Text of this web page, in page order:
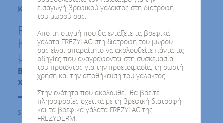
εισαγωγή βρεφικού γάλακτος στη διατροφή
του μωρού σας.
Από τη στιγμή που θα εντάξετε τα βρεφικά
γάλατα FREZYLAC στη διατροφή του μωρού
σας είναι απαραίτητο να ακολουθείτε πάντα τις
οδηγίες που αναγράφονται στη συσκευασία
του προϊόντος για την προετοιμασία, τη σωστή
χρήση και την αποθήκευση του γάλακτος.
Στην ενότητα που ακολουθεί, θα βρείτε
πληροφορίες σχετικά με τη βρεφική διατροφή
και τα βρεφικά γάλατα FREZYLAC της
FREZYDERM.
Κατσικίσιο Βιολογικό Γάλα FREZYLAC
FREZYLAC PLATINUM PLUS 1
Κατσικίσιο Βιολογικό Γάλα έως 6
μηνών
Βιολογική διατροφή
Χωρίς γλουτένη
SKU : 500154